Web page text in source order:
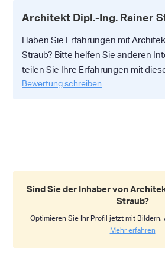
Architekt Dipl.-Ing. Rainer
Haben Sie Erfahrungen mit
Straub? Bitte helfen Sie anderen
teilen Sie Ihre Erfahrungen mit
Bewertung schreiben
Sind Sie der Inhaber von
Straub?
Optimieren Sie Ihr Profil jetzt mit
Mehr erfahren